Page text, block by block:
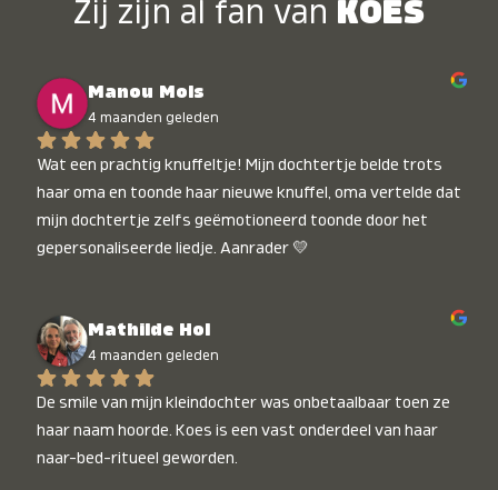
Zij zijn al fan van KOES
Manou Mols
4 maanden geleden
Wat een prachtig knuffeltje! Mijn dochtertje belde trots
haar oma en toonde haar nieuwe knuffel, oma vertelde dat
mijn dochtertje zelfs geëmotioneerd toonde door het
gepersonaliseerde liedje. Aanrader 💛
Mathilde Hol
4 maanden geleden
De smile van mijn kleindochter was onbetaalbaar toen ze
haar naam hoorde. Koes is een vast onderdeel van haar
naar-bed-ritueel geworden.